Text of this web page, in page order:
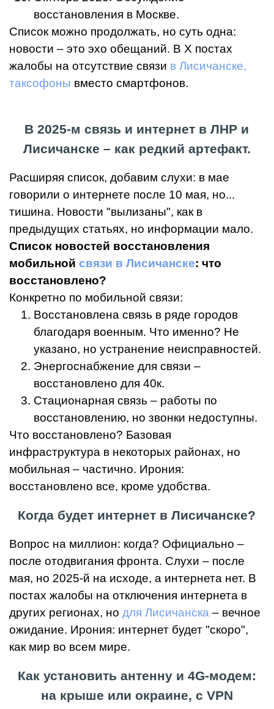
восстановления в Москве.
Список можно продолжать, но суть одна:
новости – это эхо обещаний. В X постах
жалобы на отсутствие связи в Лисичанске,
таксофоны вместо смартфонов.
В 2025-м связь и интернет в ЛНР и
Лисичанске – как редкий артефакт.
Расширяя список, добавим слухи: в мае
говорили о интернете после 10 мая, но...
тишина. Новости "вылизаны", как в
предыдущих статьях, но информации мало.
Список новостей восстановления
мобильной связи в Лисичанске: что
восстановлено?
Конкретно по мобильной связи:
Восстановлена связь в ряде городов
благодаря военным. Что именно? Не
указано, но устранение неисправностей.
Энергоснабжение для связи –
восстановлено для 40к.
Стационарная связь – работы по
восстановлению, но звонки недоступны.
Что восстановлено? Базовая
инфраструктура в некоторых районах, но
мобильная – частично. Ирония:
восстановлено все, кроме удобства.
Когда будет интернет в Лисичанске?
Вопрос на миллион: когда? Официально –
после отодвигания фронта. Слухи – после
мая, но 2025-й на исходе, а интернета нет. В
постах жалобы на отключения интернета в
других регионах, но для Лисичанска – вечное
ожидание. Ирония: интернет будет "скоро",
как мир во всем мире.
Как установить антенну и 4G-модем:
на крыше или окраине, с VPN